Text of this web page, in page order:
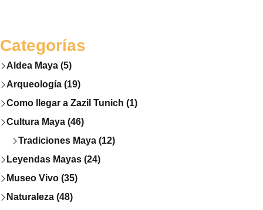
Categorías
Aldea Maya (5)
Arqueología (19)
Como llegar a Zazil Tunich (1)
Cultura Maya (46)
Tradiciones Maya (12)
Leyendas Mayas (24)
Museo Vivo (35)
Naturaleza (48)